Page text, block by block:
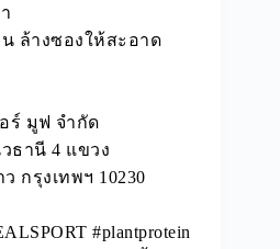
ล้างซองให้สะอาด
ร์ มูฟ จำกัด
ธานี 4 แขวง
กรุงเทพฯ 10230
#plantprotein